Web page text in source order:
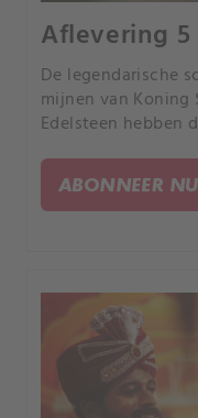
Aflevering 5
De legendarische
mijnen van Koning
Edelsteen hebben
steeds kunnen
worden?.
ABONNEER NU